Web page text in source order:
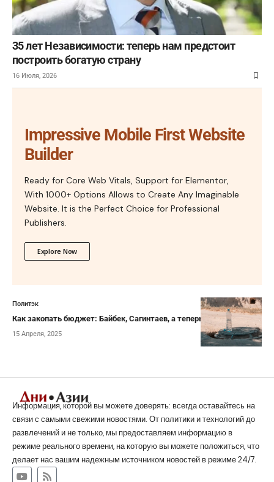
35 лет Независимости: теперь нам предстоит
построить богатую страну
16 Июля, 2026
Impressive Mobile First Website
Builder
Ready for Core Web Vitals, Support for Elementor,
With 1000+ Options Allows to Create Any Imaginable
Website. It is the Perfect Choice for Professional
Publishers.
Explore Now
Политэк
Как закопать бюджет: Байбек, Сагинтаев, а теперь Досаев
15 Апреля, 2025
Информация, которой вы можете доверять: всегда оставайтесь на
связи с самыми свежими новостями. От политики и технологий до
развлечений и не только, мы предоставляем информацию в
режиме реального времени, на которую вы можете положиться, что
делает нас вашим надежным источником новостей в режиме 24/7.